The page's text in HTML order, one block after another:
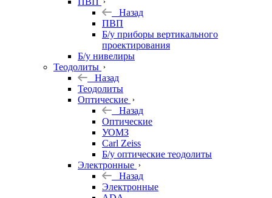
Назад
ПВП
Б/у приборы вертикального
проектирования
Б/у нивелиры
Теодолиты
Назад
Теодолиты
Оптические
Назад
Оптические
УОМЗ
Carl Zeiss
Б/у оптические теодолиты
Электронные
Назад
Электронные